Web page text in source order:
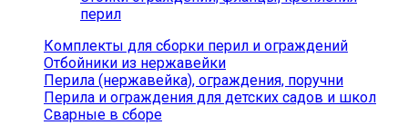
перил
Комплекты для сборки перил и ограждений
Отбойники из нержавейки
Перила (нержавейка), ограждения, поручни
Перила и ограждения для детских садов и школ
Сварные в сборе